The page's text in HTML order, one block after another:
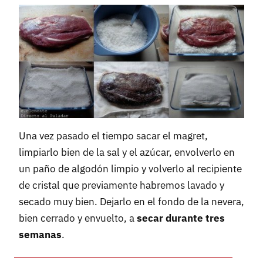
Una vez pasado el tiempo sacar el magret,
limpiarlo bien de la sal y el azúcar, envolverlo en
un paño de algodón limpio y volverlo al recipiente
de cristal que previamente habremos lavado y
secado muy bien. Dejarlo en el fondo de la nevera,
bien cerrado y envuelto, asecar durante tres
semanas.